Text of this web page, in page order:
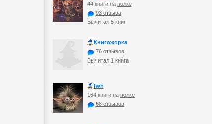
44 книги на полке
93 отзыва
Вычитал 5 книг
Книгожорка
76 отзывов
Вычитал 1 книга
fwh
164 книги на полке
68 отзывов